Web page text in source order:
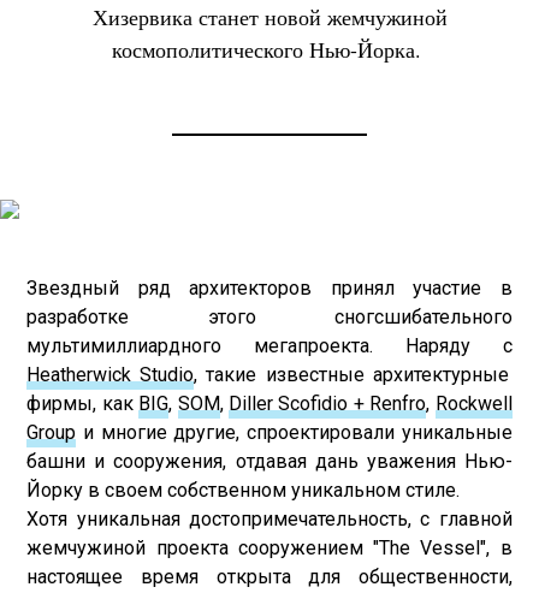
Хизервика станет новой жемчужиной
космополитического Нью-Йорка.
Звездный ряд архитекторов принял участие в
разработке этого сногсшибательного
мультимиллиардного мегапроекта. Наряду с
Heatherwick Studio, такие известные архитектурные
фирмы, как BIG, SOM, Diller Scofidio + Renfro, Rockwell
Group и многие другие, спроектировали уникальные
башни и сооружения, отдавая дань уважения Нью-
Йорку в своем собственном уникальном стиле.
Хотя уникальная достопримечательность, с главной
жемчужиной проекта сооружением "The Vessel", в
настоящее время открыта для общественности,